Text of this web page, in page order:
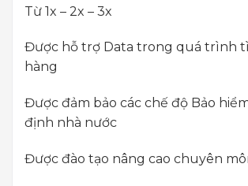
Từ 1x – 2x – 3x
Được hỗ trợ Data trong quá trình
hàng
Được đảm bảo các chế độ Bảo
định nhà nước
Được đào tạo nâng cao chuyên